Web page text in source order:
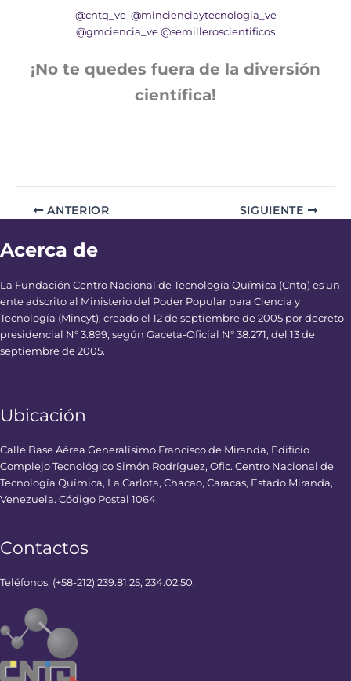
@cntq_ve @mincienciaytecnologia_ve
@gmciencia_ve @semilleroscientificos
¡No te quedes fuera de la diversión
científica!
ANTERIOR SIGUIENTE
Acerca de
La Fundación Centro Nacional de Tecnología Química (Cntq) es un
ente adscrito al Ministerio del Poder Popular para Ciencia y
Tecnología (Mincyt), creado el 12 de septiembre de 2005 por decreto
presidencial N° 3.899, según Gaceta-Oficial N° 38.271, del 13 de
septiembre de 2005.
Ubicación
Calle Base Aérea Generalísimo Francisco de Miranda, Edificio
Complejo Tecnológico Simón Rodríguez, Ofic. Centro Nacional de
Tecnología Química, La Carlota, Chacao, Caracas, Estado Miranda,
Venezuela. Código Postal 1064.
Contactos
Teléfonos: (+58-212) 239.81.25, 234.02.50.